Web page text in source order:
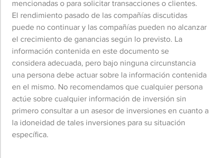
mencionadas o para solicitar transacciones o clientes.
El rendimiento pasado de las compañías discutidas
puede no continuar y las compañías pueden no alcanzar
el crecimiento de ganancias según lo previsto. La
información contenida en este documento se
considera adecuada, pero bajo ninguna circunstancia
una persona debe actuar sobre la información contenida
en el mismo. No recomendamos que cualquier persona
actúe sobre cualquier información de inversión sin
primero consultar a un asesor de inversiones en cuanto a
la idoneidad de tales inversiones para su situación
específica.